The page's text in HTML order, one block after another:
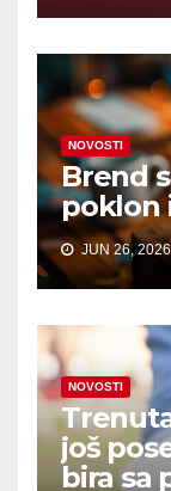
NOVOSTI
Brend
poklon
JUN 26, 2026
NOVOSTI
još
bira sa